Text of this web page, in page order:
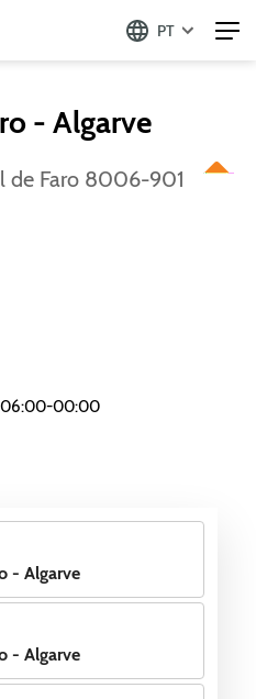
PT
- Algarve
de Faro 8006-901
06:00-00:00